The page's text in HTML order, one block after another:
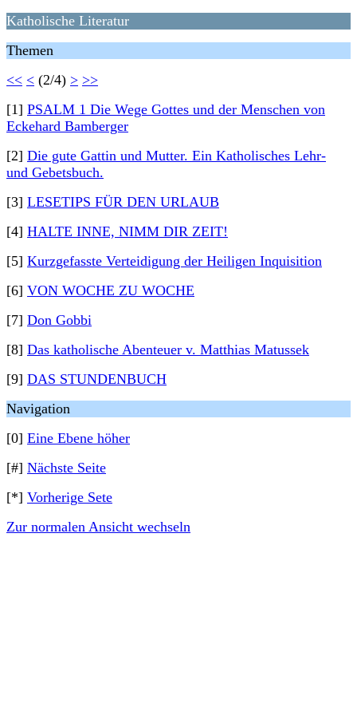
Katholische Literatur
Themen
<< < (2/4) > >>
[1] PSALM 1 Die Wege Gottes und der Menschen von
Eckehard Bamberger
[2] Die gute Gattin und Mutter. Ein Katholisches Lehr-
und Gebetsbuch.
[3] LESETIPS FÜR DEN URLAUB
[4] HALTE INNE, NIMM DIR ZEIT!
[5] Kurzgefasste Verteidigung der Heiligen Inquisition
[6] VON WOCHE ZU WOCHE
[7] Don Gobbi
[8] Das katholische Abenteuer v. Matthias Matussek
[9] DAS STUNDENBUCH
Navigation
[0] Eine Ebene höher
[#] Nächste Seite
[*] Vorherige Sete
Zur normalen Ansicht wechseln